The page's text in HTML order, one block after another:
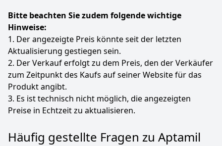
Bitte beachten Sie zudem folgende wichtige
Hinweise:
1. Der angezeigte Preis könnte seit der letzten
Aktualisierung gestiegen sein.
2. Der Verkauf erfolgt zu dem Preis, den der Verkäufer
zum Zeitpunkt des Kaufs auf seiner Website für das
Produkt angibt.
3. Es ist technisch nicht möglich, die angezeigten
Preise in Echtzeit zu aktualisieren.
Häufig gestellte Fragen zu Aptamil